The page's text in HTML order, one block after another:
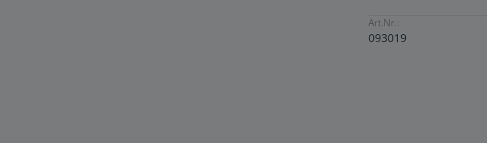
Art.Nr.:
093019